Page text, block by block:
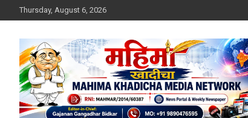
to
Thursday, August 6, 2026